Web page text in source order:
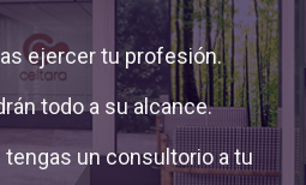
ejercer tu profesión.
todo a su alcance.
un consultorio a tu